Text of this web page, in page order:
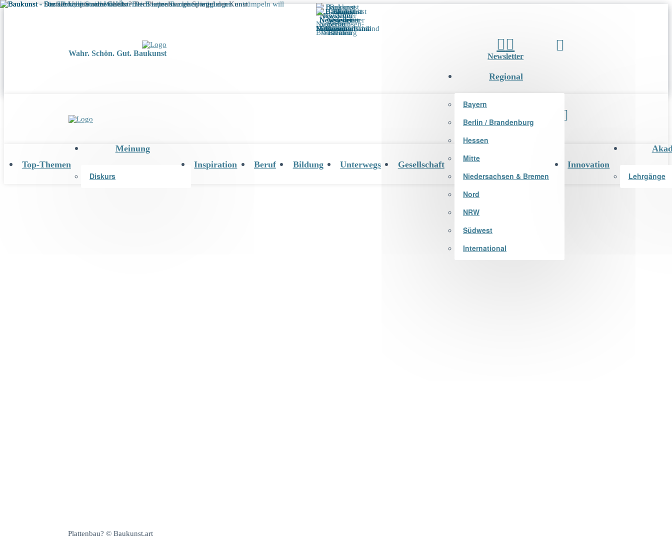
Wahr. Schön. Gut. Baukunst Newsletter
Newsletter
Top-Themen
Meinung
Diskurs
Inspiration Beruf Bildung Unterwegs Gesellschaft
Regional
Bayern
Berlin / Brandenburg
Hessen
Mitte
Niedersachsen & Bremen
Nord
NRW
Südwest
International
Innovation
Lehrgänge
Plattenbau? © Baukunst.art